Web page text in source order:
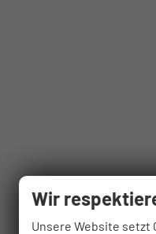
Wir
Unsere Website setzt